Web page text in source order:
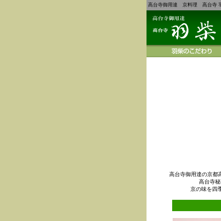
高台寺御用達 京料理 高台寺
高台寺御用達の京都
高台寺
京の味を四